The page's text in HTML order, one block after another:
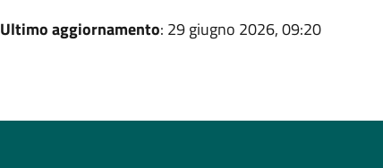
Ultimo aggiornamento: 29 giugno 2026, 09:20